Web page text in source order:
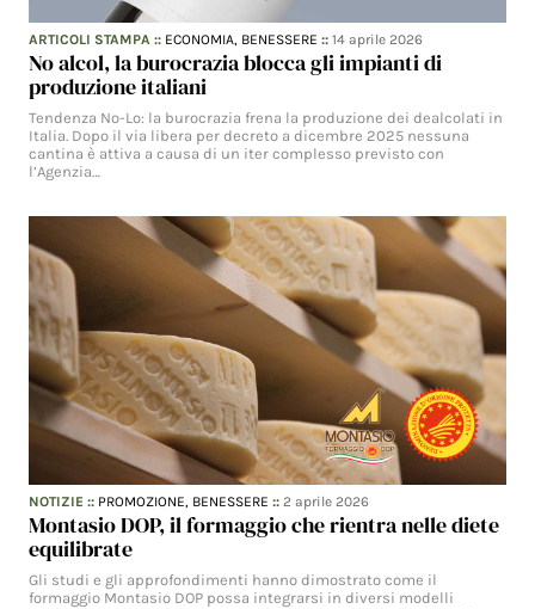
ARTICOLI STAMPA :: ECONOMIA, BENESSERE ::14 aprile 2026
No alcol, la burocrazia blocca gli impianti di
produzione italiani
Tendenza No-Lo: la burocrazia frena la produzione dei dealcolati in
Italia. Dopo il via libera per decreto a dicembre 2025 nessuna
cantina è attiva a causa di un iter complesso previsto con
l’Agenzia…
NOTIZIE :: PROMOZIONE, BENESSERE ::2 aprile 2026
Montasio DOP, il formaggio che rientra nelle diete
equilibrate
Gli studi e gli approfondimenti hanno dimostrato come il
formaggio Montasio DOP possa integrarsi in diversi modelli